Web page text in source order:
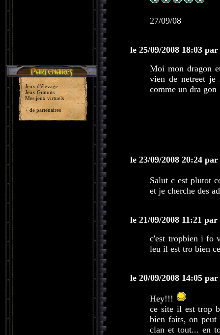
Jeux d'élevage
Jeux Gratuits
Mes jeux virtuels
+ de partenaires
27/09/08
le 25/09/2008 18:03 par
Moi mon dragon
vien de netreet je
comme un dra gon
le 23/09/2008 20:24 par
Salut c est plutot
et je cherche des
le 21/09/2008 11:21 par
c'est tropbien i fo
leu il est tro bien
le 20/09/2008 14:05 par
Hey!!!
ce site il est trop
bien faits, on peut
clan et tout... en